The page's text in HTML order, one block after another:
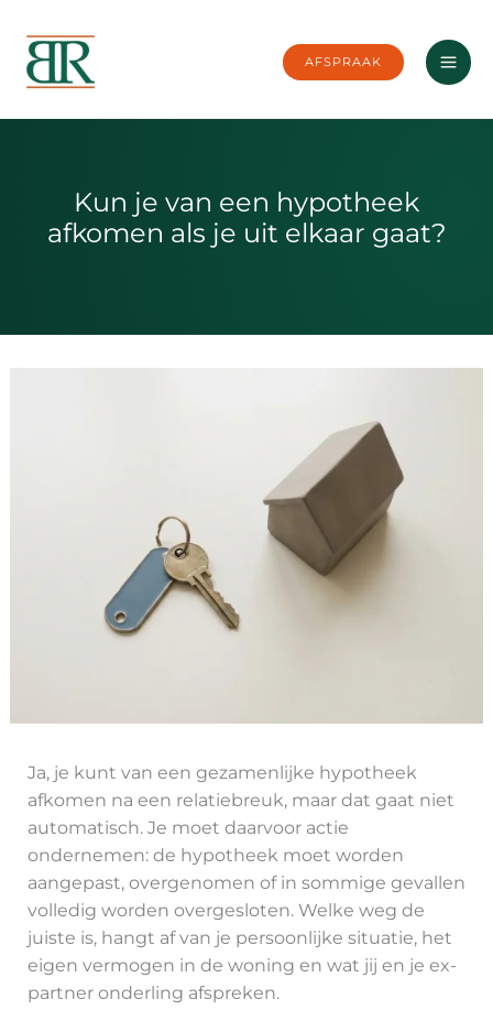
naar
inhoud
AFSPRAAK
Kun je van een hypotheek
afkomen als je uit elkaar gaat?
Ja, je kunt van een gezamenlijke hypotheek
afkomen na een relatiebreuk, maar dat gaat niet
automatisch. Je moet daarvoor actie
ondernemen: de hypotheek moet worden
aangepast, overgenomen of in sommige gevallen
volledig worden overgesloten. Welke weg de
juiste is, hangt af van je persoonlijke situatie, het
eigen vermogen in de woning en wat jij en je ex-
partner onderling afspreken.